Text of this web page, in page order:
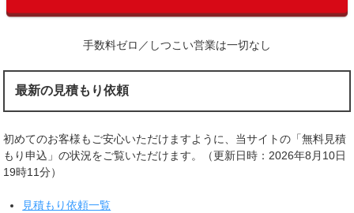
手数料ゼロ／しつこい営業は一切なし
最新の見積もり依頼
初めてのお客様もご安心いただけますように、当サイトの「無料見積
もり申込」の状況をご覧いただけます。（更新日時：2026年8月10日
19時11分）
見積もり依頼一覧